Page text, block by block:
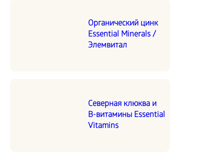
Органический цинк
Essential Minerals /
Элемвитал
Северная клюква и
В-витамины Essential
Vitamins